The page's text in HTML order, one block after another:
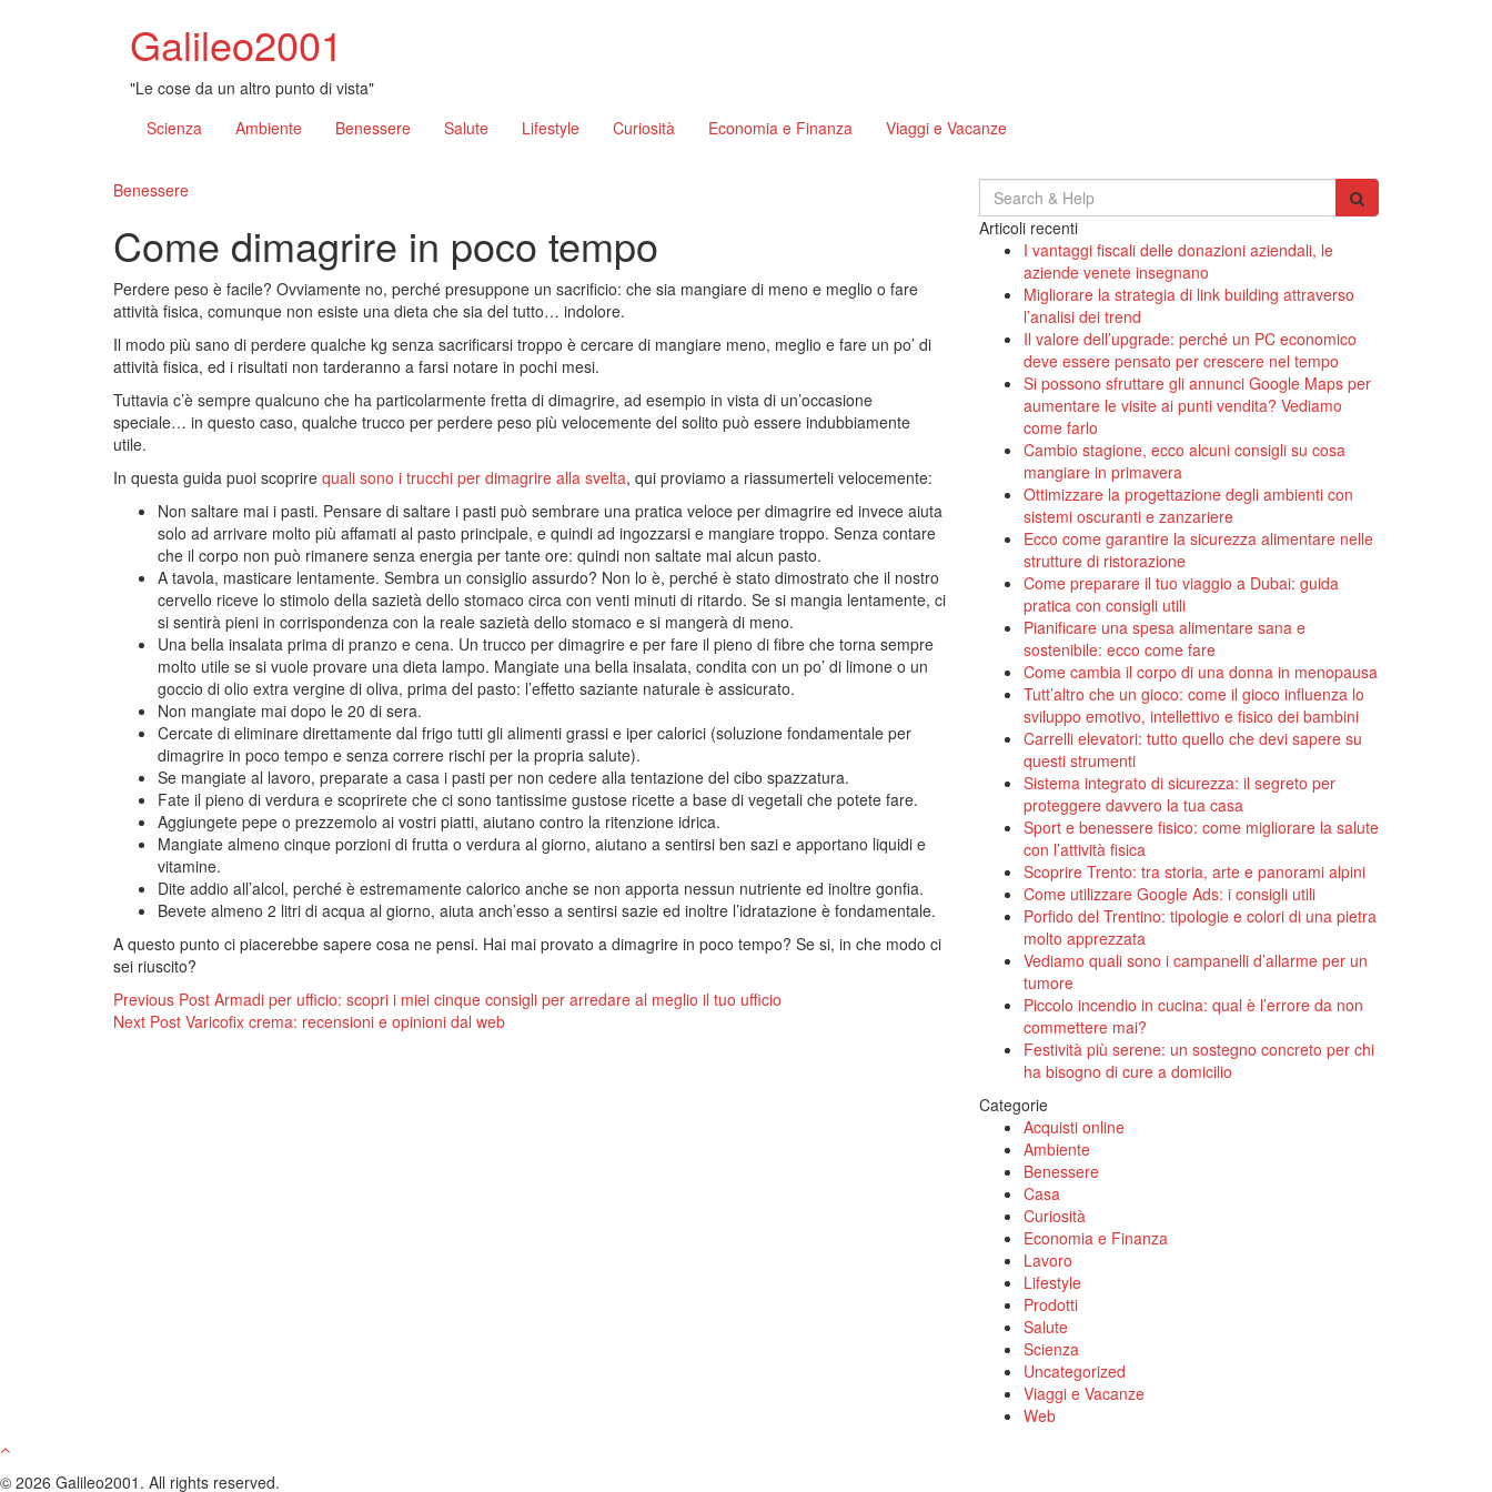
Galileo2001
"Le cose da un altro punto di vista"
Scienza
Ambiente Benessere Salute Lifestyle Curiosità Economia e Finanza Viaggi e Vacanze
Benessere
Come dimagrire in poco tempo
Perdere peso è facile? Ovviamente no, perché presuppone un sacrificio: che sia mangiare di meno e meglio o fare
attività fisica, comunque non esiste una dieta che sia del tutto… indolore.
Il modo più sano di perdere qualche kg senza sacrificarsi troppo è cercare di mangiare meno, meglio e fare un po’ di
attività fisica, ed i risultati non tarderanno a farsi notare in pochi mesi.
Tuttavia c’è sempre qualcuno che ha particolarmente fretta di dimagrire, ad esempio in vista di un’occasione
speciale… in questo caso, qualche trucco per perdere peso più velocemente del solito può essere indubbiamente
utile.
In questa guida puoi scoprire quali sono i trucchi per dimagrire alla svelta, qui proviamo a riassumerteli velocemente:
Non saltare mai i pasti. Pensare di saltare i pasti può sembrare una pratica veloce per dimagrire ed invece aiuta
solo ad arrivare molto più affamati al pasto principale, e quindi ad ingozzarsi e mangiare troppo. Senza contare
che il corpo non può rimanere senza energia per tante ore: quindi non saltate mai alcun pasto.
A tavola, masticare lentamente. Sembra un consiglio assurdo? Non lo è, perché è stato dimostrato che il nostro
cervello riceve lo stimolo della sazietà dello stomaco circa con venti minuti di ritardo. Se si mangia lentamente, ci
si sentirà pieni in corrispondenza con la reale sazietà dello stomaco e si mangerà di meno.
Una bella insalata prima di pranzo e cena. Un trucco per dimagrire e per fare il pieno di fibre che torna sempre
molto utile se si vuole provare una dieta lampo. Mangiate una bella insalata, condita con un po’ di limone o un
goccio di olio extra vergine di oliva, prima del pasto: l’effetto saziante naturale è assicurato.
Non mangiate mai dopo le 20 di sera.
Cercate di eliminare direttamente dal frigo tutti gli alimenti grassi e iper calorici (soluzione fondamentale per
dimagrire in poco tempo e senza correre rischi per la propria salute).
Se mangiate al lavoro, preparate a casa i pasti per non cedere alla tentazione del cibo spazzatura.
Fate il pieno di verdura e scoprirete che ci sono tantissime gustose ricette a base di vegetali che potete fare.
Aggiungete pepe o prezzemolo ai vostri piatti, aiutano contro la ritenzione idrica.
Mangiate almeno cinque porzioni di frutta o verdura al giorno, aiutano a sentirsi ben sazi e apportano liquidi e
vitamine.
Dite addio all’alcol, perché è estremamente calorico anche se non apporta nessun nutriente ed inoltre gonfia.
Bevete almeno 2 litri di acqua al giorno, aiuta anch’esso a sentirsi sazie ed inoltre l’idratazione è fondamentale.
A questo punto ci piacerebbe sapere cosa ne pensi. Hai mai provato a dimagrire in poco tempo? Se si, in che modo ci
sei riuscito?
Navigazione
articoli
Previous Post Armadi per ufficio: scopri i miei cinque consigli per arredare al meglio il tuo ufficio
Next Post Varicofix crema: recensioni e opinioni dal web
Search
for:
Articoli recenti
I vantaggi fiscali delle donazioni aziendali, le
aziende venete insegnano
Migliorare la strategia di link building attraverso
l’analisi dei trend
Il valore dell’upgrade: perché un PC economico
deve essere pensato per crescere nel tempo
Si possono sfruttare gli annunci Google Maps per
aumentare le visite ai punti vendita? Vediamo
come farlo
Cambio stagione, ecco alcuni consigli su cosa
mangiare in primavera
Ottimizzare la progettazione degli ambienti con
sistemi oscuranti e zanzariere
Ecco come garantire la sicurezza alimentare nelle
strutture di ristorazione
Come preparare il tuo viaggio a Dubai: guida
pratica con consigli utili
Pianificare una spesa alimentare sana e
sostenibile: ecco come fare
Come cambia il corpo di una donna in menopausa
Tutt’altro che un gioco: come il gioco influenza lo
sviluppo emotivo, intellettivo e fisico dei bambini
Carrelli elevatori: tutto quello che devi sapere su
questi strumenti
Sistema integrato di sicurezza: il segreto per
proteggere davvero la tua casa
Sport e benessere fisico: come migliorare la salute
con l’attività fisica
Scoprire Trento: tra storia, arte e panorami alpini
Come utilizzare Google Ads: i consigli utili
Porfido del Trentino: tipologie e colori di una pietra
molto apprezzata
Vediamo quali sono i campanelli d’allarme per un
tumore
Piccolo incendio in cucina: qual è l’errore da non
commettere mai?
Festività più serene: un sostegno concreto per chi
ha bisogno di cure a domicilio
Categorie
Acquisti online
Ambiente
Benessere
Casa
Curiosità
Economia e Finanza
Lavoro
Lifestyle
Prodotti
Salute
Scienza
Uncategorized
Viaggi e Vacanze
Web
© 2026 Galileo2001. All rights reserved.